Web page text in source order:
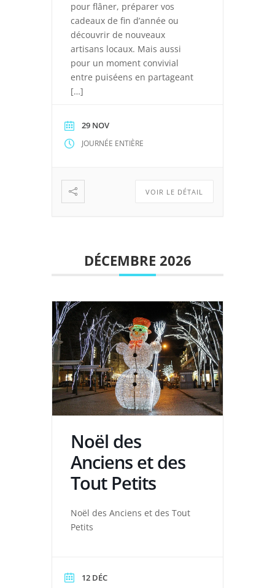
pour flâner, préparer vos
cadeaux de fin d’année ou
découvrir de nouveaux
artisans locaux. Mais aussi
pour un moment convivial
entre puiséens en partageant
[…]
29 NOV
JOURNÉE ENTIÈRE
VOIR LE DÉTAIL
DÉCEMBRE 2026
Noël des
Anciens et des
Tout Petits
Noël des Anciens et des Tout
Petits
12 DÉC